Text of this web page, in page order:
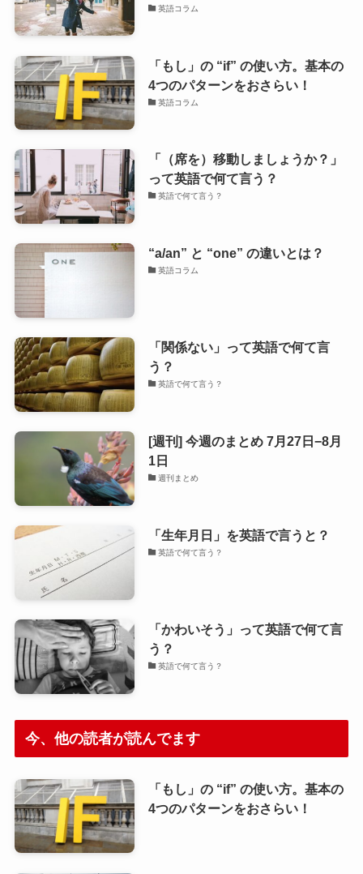
英語コラム
「もし」の “if” の使い方。基本の
4つのパターンをおさらい！
英語コラム
「（席を）移動しましょうか？」
って英語で何て言う？
英語で何て言う？
“a/an” と “one” の違いとは？
英語コラム
「関係ない」って英語で何て言
う？
英語で何て言う？
[週刊] 今週のまとめ 7月27日−8月
1日
週刊まとめ
「生年月日」を英語で言うと？
英語で何て言う？
「かわいそう」って英語で何て言
う？
英語で何て言う？
今、他の読者が読んでます
「もし」の “if” の使い方。基本の
4つのパターンをおさらい！